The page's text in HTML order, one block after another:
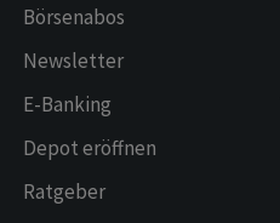
Börsenabos
Newsletter
E-Banking
Depot eröffnen
Ratgeber